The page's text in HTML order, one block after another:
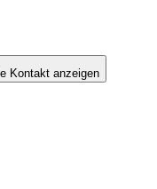
Kontakt anzeigen